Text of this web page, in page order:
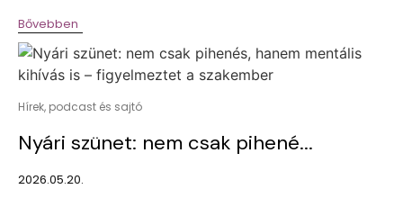
Bővebben
Hírek, podcast és sajtó
Nyári szünet: nem csak pihené...
2026.05.20.